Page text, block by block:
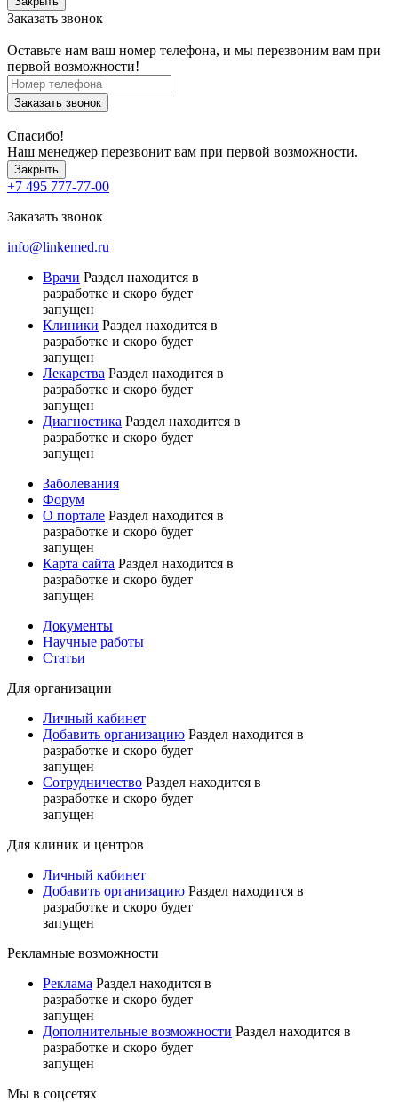
Заказать звонок
Оставьте нам ваш номер телефона, и мы перезвоним вам при
первой возможности!
Заказать звонок
Спасибо!
Наш менеджер перезвонит вам при первой возможности.
Закрыть
+7 495 777-77-00
Заказать звонок
info@linkemed.ru
Врачи Раздел находится в
разработке и скоро будет
запущен
Клиники Раздел находится в
разработке и скоро будет
запущен
Лекарства Раздел находится в
разработке и скоро будет
запущен
Диагностика Раздел находится в
разработке и скоро будет
запущен
Заболевания
Форум
О портале Раздел находится в
разработке и скоро будет
запущен
Карта сайта Раздел находится в
разработке и скоро будет
запущен
Документы
Научные работы
Статьи
Для организации
Личный кабинет
Добавить организацию Раздел находится в
разработке и скоро будет
запущен
Сотрудничество Раздел находится в
разработке и скоро будет
запущен
Для клиник и центров
Личный кабинет
Добавить организацию Раздел находится в
разработке и скоро будет
запущен
Рекламные возможности
Реклама Раздел находится в
разработке и скоро будет
запущен
Дополнительные возможности Раздел находится в
разработке и скоро будет
запущен
Мы в соцсетях